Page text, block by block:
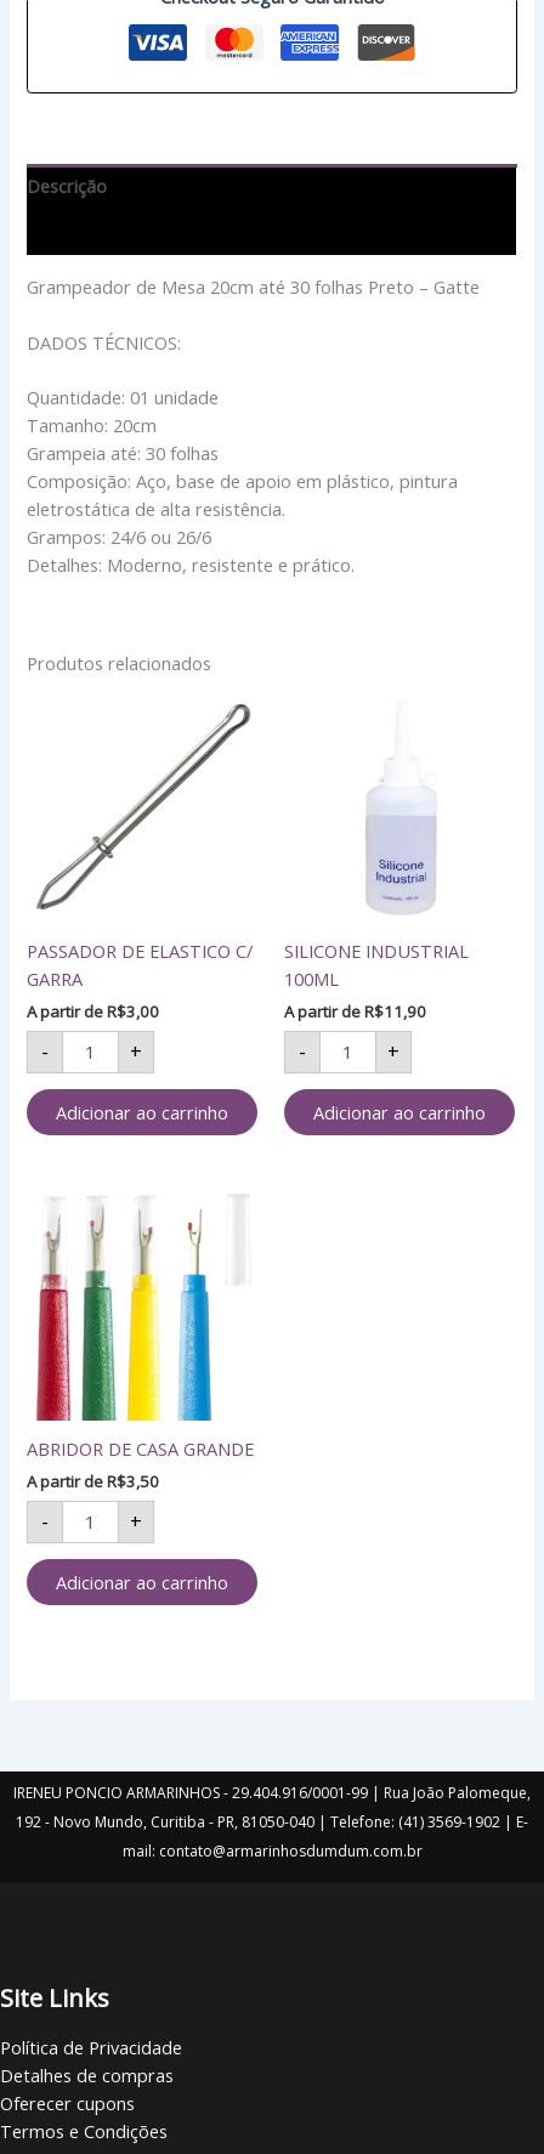
Descrição
Grampeador de Mesa 20cm até 30 folhas Preto – Gatte
DADOS TÉCNICOS:
Quantidade: 01 unidade
Tamanho: 20cm
Grampeia até: 30 folhas
Composição: Aço, base de apoio em plástico, pintura
eletrostática de alta resistência.
Grampos: 24/6 ou 26/6
Detalhes: Moderno, resistente e prático.
Produtos relacionados
PASSADOR DE ELASTICO C/
GARRA
A partir deR$3,00
-
quantidade
+
Adicionar ao carrinho
SILICONE INDUSTRIAL
100ML
A partir deR$11,90
-
quantidade
+
Adicionar ao carrinho
ABRIDOR DE CASA GRANDE
A partir deR$3,50
-
ABRIDOR
CASA
GRANDE
quantidade
+
Adicionar ao carrinho
IRENEU PONCIO ARMARINHOS - 29.404.916/0001-99 | Rua João Palomeque,
192 - Novo Mundo, Curitiba - PR, 81050-040 | Telefone: (41) 3569-1902 | E-
mail: contato@armarinhosdumdum.com.br
Site Links
Política de Privacidade
Detalhes de compras
Oferecer cupons
Termos e Condições